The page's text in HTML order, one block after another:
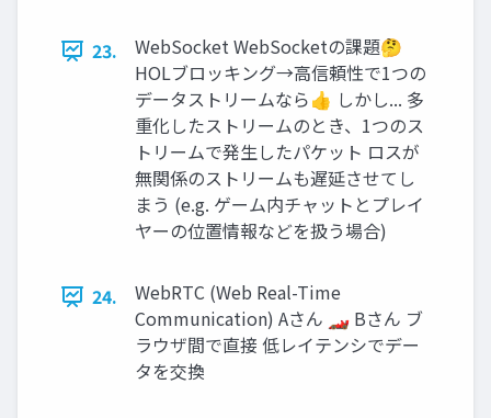
23.
WebSocket WebSocketの課題🤔
HOLブロッキング→高信頼性で1つの
データストリームなら👍 しかし... 多
重化したストリームのとき、1つのス
トリームで発生したパケット ロスが
無関係のストリームも遅延させてし
まう (e.g. ゲーム内チャットとプレイ
ヤーの位置情報などを扱う場合)
24.
WebRTC (Web Real-Time
Communication) Aさん 🏎 Bさん ブ
ラウザ間で直接 低レイテンシでデー
タを交換